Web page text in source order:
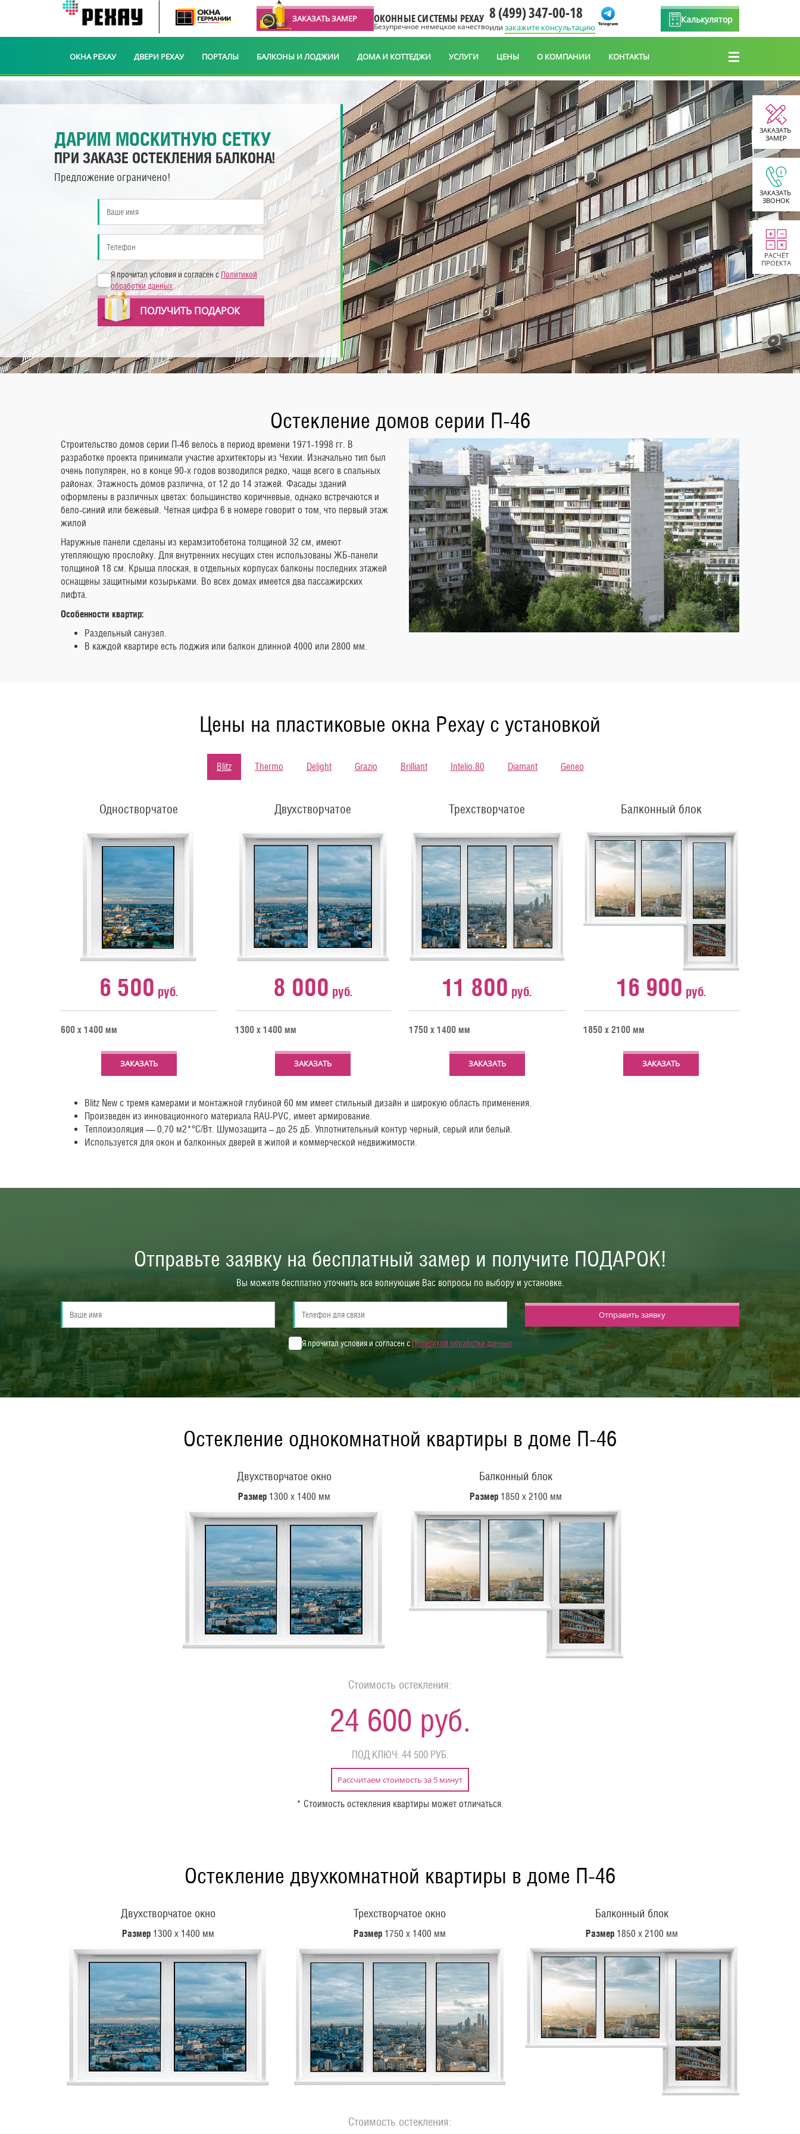
ЗАКАЗАТЬ ЗАМЕР ОКОННЫЕ СИСТЕМЫ РЕХАУ
Безупречное немецкое качество
8 (499) 347-00-18
илизакажите консультацию
Калькулятор
ОКНА РЕХАУ ДВЕРИ РЕХАУ ПОРТАЛЫ БАЛКОНЫ И ЛОДЖИИ ДОМА И КОТТЕДЖИ УСЛУГИ ЦЕНЫ О КОМПАНИИ КОНТАКТЫ
ДАРИМ МОСКИТНУЮ СЕТКУ
ПРИ ЗАКАЗЕ ОСТЕКЛЕНИЯ БАЛКОНА!
Предложение ограничено!
Я прочитал условия и согласен сПолитикой
обработки данных
ПОЛУЧИТЬ ПОДАРОК
Остекление домов серии П-46
Строительство домов серии П-46 велось в период времени 1971-1998 гг. В
разработке проекта принимали участие архитекторы из Чехии. Изначально тип был
очень популярен, но в конце 90-х годов возводился редко, чаще всего в спальных
районах. Этажность домов различна, от 12 до 14 этажей. Фасады зданий
оформлены в различных цветах: большинство коричневые, однако встречаются и
бело-синий или бежевый. Четная цифра 6 в номере говорит о том, что первый этаж
жилой
Наружные панели сделаны из керамзитобетона толщиной 32 см, имеют
утепляющую прослойку. Для внутренних несущих стен использованы ЖБ-панели
толщиной 18 см. Крыша плоская, в отдельных корпусах балконы последних этажей
оснащены защитными козырьками. Во всех домах имеется два пассажирских
лифта.
Особенности квартир:
Раздельный санузел.
В каждой квартире есть лоджия или балкон длинной 4000 или 2800 мм.
Цены на пластиковые окна Рехау с установкой
Blitz Thermo Delight Grazio Brilliant Intelio 80 Diamant Geneo
Одностворчатое
6 500 руб.
600 х 1400 мм
ЗАКАЗАТЬ
Двухстворчатое
8 000 руб.
1300 х 1400 мм
ЗАКАЗАТЬ
Трехстворчатое
11 800 руб.
1750 х 1400 мм
ЗАКАЗАТЬ
Балконный блок
16 900 руб.
1850 х 2100 мм
ЗАКАЗАТЬ
Blitz New с тремя камерами и монтажной глубиной 60 мм имеет стильный дизайн и широкую область применения.
Произведен из инновационного материала RAU-PVC, имеет армирование.
Теплоизоляция — 0,70 м2*°С/Вт. Шумозащита – до 25 дБ. Уплотнительный контур черный, серый или белый.
Используется для окон и балконных дверей в жилой и коммерческой недвижимости.
Отправьте заявку на бесплатный замер и получите ПОДАРОК!
Вы можете бесплатно уточнить все волнующие Вас вопросы по выбору и установке.
Отправить заявку
Я прочитал условия и согласен сПолитикой обработки данных
Остекление однокомнатной квартиры в доме П-46
Двухстворчатое окно
Размер1300 х 1400 мм
Балконный блок
Размер 1850 х 2100 мм
Стоимость остекления:
24 600 руб.
ПОД КЛЮЧ: 44 500 РУБ.
Рассчитаем стоимость за 5 минут
* Стоимость остекления квартиры может отличаться.
Остекление двухкомнатной квартиры в доме П-46
Двухстворчатое окно
Размер1300 х 1400 мм
Трехстворчатое окно
Размер 1750 х 1400 мм
Балконный блок
Размер 1850 х 2100 мм
Стоимость остекления:
ЗАКАЗАТЬ
ЗАМЕР
ЗАКАЗАТЬ
ЗВОНОК
РАСЧЁТ
ПРОЕКТА